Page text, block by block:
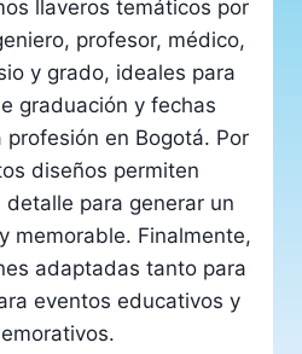
llaveros temáticos por
profesor, médico,
y grado, ideales para
graduación y fechas
en Bogotá. Por
diseños permiten
para generar un
y memorable. Finalmente,
adaptadas tanto para
eventos educativos y